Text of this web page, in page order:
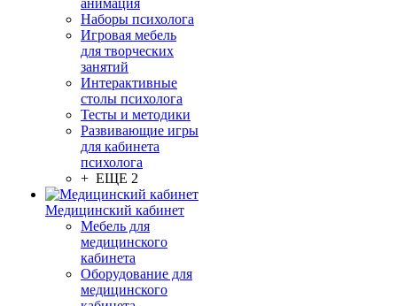
анимация
Наборы психолога
Игровая мебель
для творческих
занятий
Интерактивные
столы психолога
Тесты и методики
Развивающие игры
для кабинета
психолога
+ ЕЩЕ 2
Медицинский кабинет
Мебель для
медицинского
кабинета
Оборудование для
медицинского